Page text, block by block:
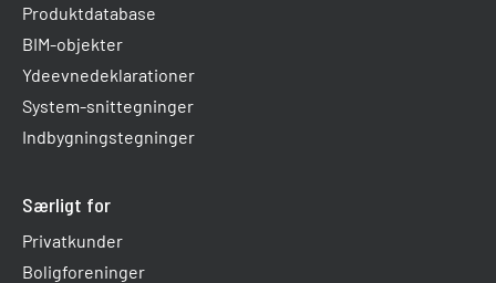
Produktdatabase
BIM-objekter
Ydeevnedeklarationer
System-snittegninger
Indbygningstegninger
Særligt for
Privatkunder
Boligforeninger